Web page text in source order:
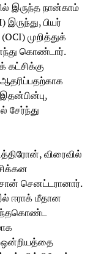
இருந்த நான்காம்
பியர்
(OCI) முறித்துக்
கொண்டார்.
கட்சிக்கு
சேர்ந்து
விரைவில்
செனட்டரானார்.
ஈராக் மீதான
ஒன்றியத்தை